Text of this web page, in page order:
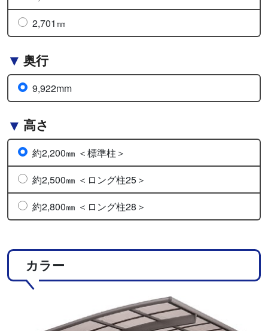
2,701㎜
奥行
9,922mm
高さ
約2,200㎜ ＜標準柱＞
約2,500㎜ ＜ロング柱25＞
約2,800㎜ ＜ロング柱28＞
カラー